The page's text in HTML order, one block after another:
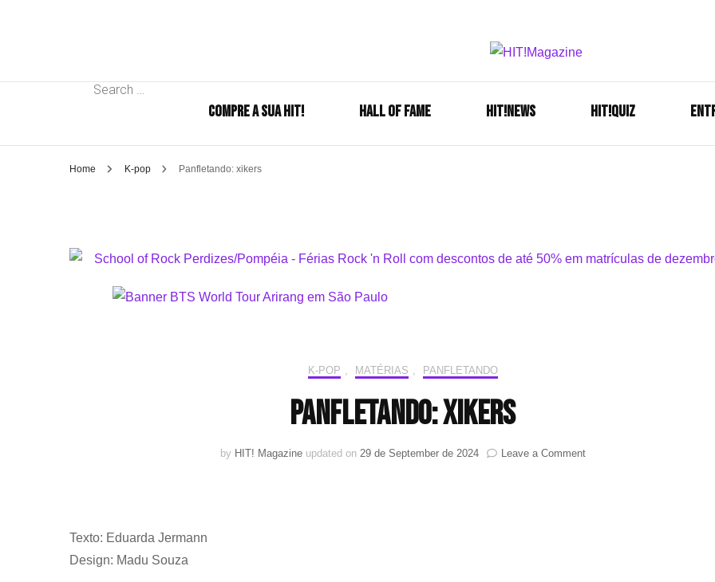
Search
Se é HIT, está aqui!
COMPRE A SUA HIT! HALL OF FAME HIT!NEWS HIT!Quiz
Home K-pop Panfletando: xikers
K-POP , MATÉRIAS , PANFLETANDO
Panfletando: xikers
by HIT! Magazine updated on 29 de September de 2024 Leave a Commenton
Texto: Eduarda Jermann
Design: Madu Souza